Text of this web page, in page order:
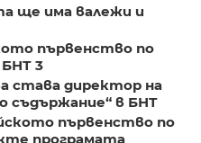
ще има валежи и
първенство по
3
става директор на
съдържание“ в БНТ
първенство по
програмата